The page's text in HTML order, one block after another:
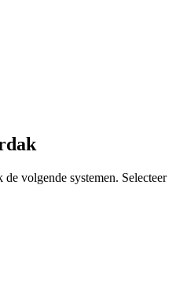
volgende systemen. Selecteer